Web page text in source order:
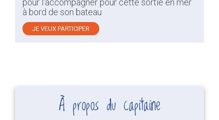
pour l'accompagner pour cette sortie en mer
à bord de son bateau
JE VEUX PARTICIPER
À propos du capitaine